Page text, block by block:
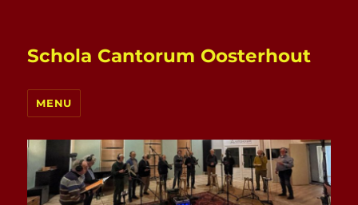
Schola Cantorum Oosterhout
MENU